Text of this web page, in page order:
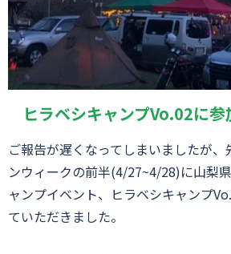
ヒラベシキャンプVo.02に参
ご報告が遅くなってしまいましたが
ンウィークの前半(4/27~4/28)に山梨
ャンプイベント、ヒラベシキャンプ
ていただきました。